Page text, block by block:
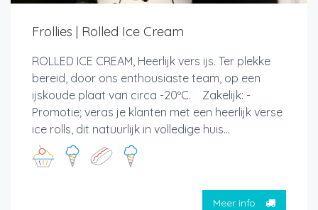
Frollies | Rolled Ice Cream
ROLLED ICE CREAM, Heerlijk vers ijs. Ter plekke
bereid, door ons enthousiaste team, op een
ijskoude plaat van circa -20ºC. Zakelijk: -
Promotie; veras je klanten met een heerlijk verse
ice rolls, dit natuurlijk in volledige huis...
Meer info